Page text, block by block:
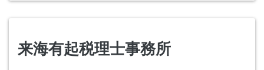
来海有起税理士事務所